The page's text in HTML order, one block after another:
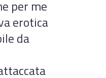
per me
erotica
da